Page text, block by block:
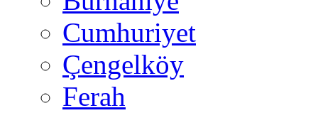
Cumhuriyet
Çengelköy
Ferah